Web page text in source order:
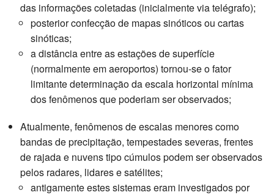
das informações coletadas (inicialmente via telégrafo);
posterior confecção de mapas sinóticos ou cartas
sinóticas;
a distância entre as estações de superfície
(normalmente em aeroportos) tornou-se o fator
limitante determinação da escala horizontal mínima
dos fenômenos que poderiam ser observados;
Atualmente, fenômenos de escalas menores como
bandas de precipitação, tempestades severas, frentes
de rajada e nuvens tipo cúmulos podem ser observados
pelos radares, lidares e satélites;
antigamente estes sistemas eram investigados por